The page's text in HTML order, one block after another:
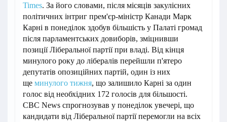
Times. За його словами, після місяців закулісних
політичних інтриг прем'єр-міністр Канади Марк
Карні в понеділок здобув більшість у Палаті громад
після парламентських довиборів, зміцнивши
позиції Ліберальної партії при владі. Від кінця
минулого року до лібералів перейшли п'ятеро
депутатів опозиційних партій, один із них
ще минулого тижня, що залишило Карні за один
голос від необхідних 172 голосів для більшості.
CBC News спрогнозував у понеділок увечері, що
кандидати від Ліберальної партії перемогли на всіх